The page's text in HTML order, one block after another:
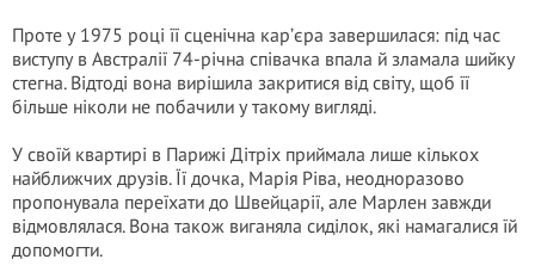
Проте у 1975 році її сценічна кар’єра завершилася: під час
виступу в Австралії 74-річна співачка впала й зламала шийку
стегна. Відтоді вона вирішила закритися від світу, щоб її
більше ніколи не побачили у такому вигляді.
У своїй квартирі в Парижі Дітріх приймала лише кількох
найближчих друзів. Її дочка, Марія Ріва, неодноразово
пропонувала переїхати до Швейцарії, але Марлен завжди
відмовлялася. Вона також виганяла сиділок, які намагалися їй
допомогти.